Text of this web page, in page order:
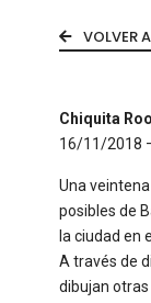
VOLVER
Chiquita
16/11/2018
Una
posibles de
la ciudad en
A través de
dibujan